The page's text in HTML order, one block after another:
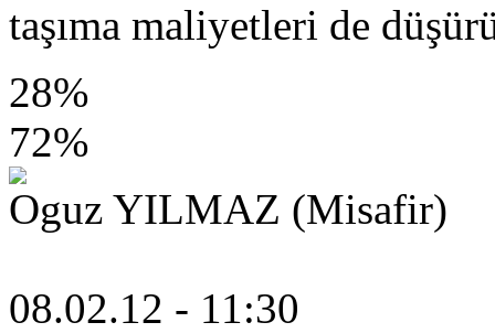
taşıma maliyetleri de
28%
72%
Oguz YILMAZ (Misafir)
08.02.12 - 11:30